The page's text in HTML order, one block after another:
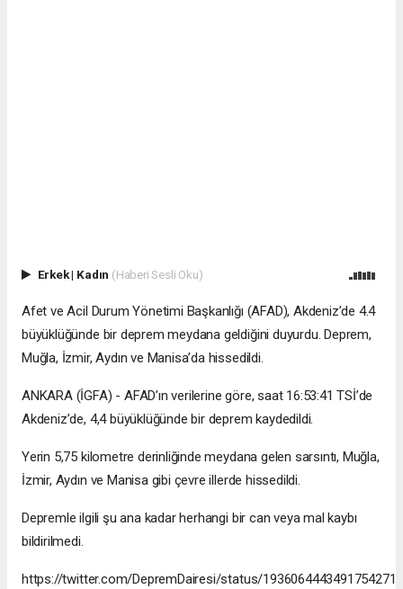
Erkek| Kadın (Haberi Sesli Oku)
Afet ve Acil Durum Yönetimi Başkanlığı (AFAD), Akdeniz’de 4.4
büyüklüğünde bir deprem meydana geldiğini duyurdu. Deprem,
Muğla, İzmir, Aydın ve Manisa’da hissedildi.
ANKARA (İGFA) - AFAD’ın verilerine göre, saat 16:53:41 TSİ’de
Akdeniz’de, 4,4 büyüklüğünde bir deprem kaydedildi.
Yerin 5,75 kilometre derinliğinde meydana gelen sarsıntı, Muğla,
İzmir, Aydın ve Manisa gibi çevre illerde hissedildi.
Depremle ilgili şu ana kadar herhangi bir can veya mal kaybı
bildirilmedi.
https://twitter.com/DepremDairesi/status/1936064443491754271